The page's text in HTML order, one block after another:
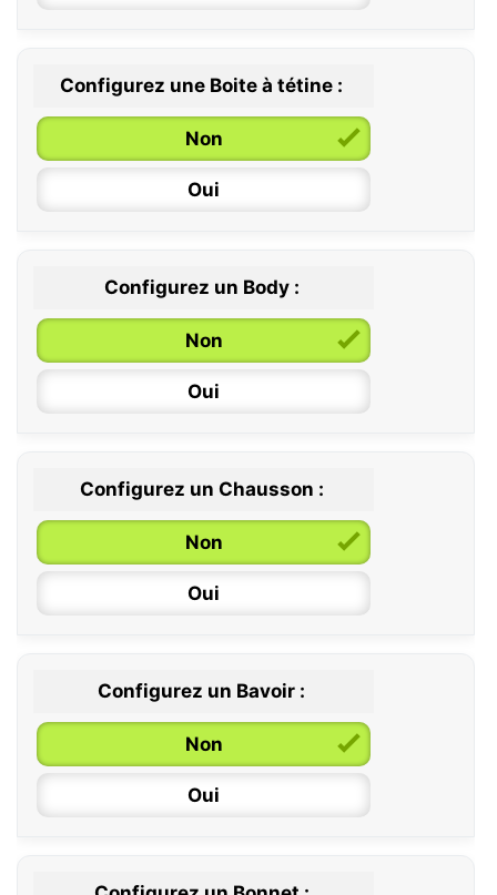
Configurez une Boite à tétine :
Non
Oui
Configurez un Body :
Non
Oui
0 / 6 mois
6 / 12 mois
12 / 18 mois
Configurez un Chausson :
Non
Oui
Configurez un Bavoir :
Non
Oui